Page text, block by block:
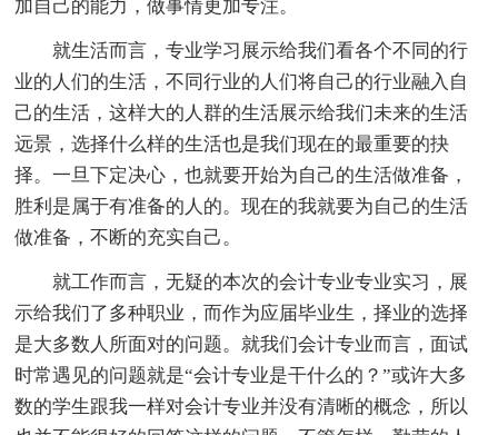
加自己的能力，做事情更加专注。
就生活而言，专业学习展示给我们看各个不同的行
业的人们的生活，不同行业的人们将自己的行业融入自
己的生活，这样大的人群的生活展示给我们未来的生活
远景，选择什么样的生活也是我们现在的最重要的抉
择。一旦下定决心，也就要开始为自己的生活做准备，
胜利是属于有准备的人的。现在的我就要为自己的生活
做准备，不断的充实自己。
就工作而言，无疑的本次的会计专业专业实习，展
示给我们了多种职业，而作为应届毕业生，择业的选择
是大多数人所面对的问题。就我们会计专业而言，面试
时常遇见的问题就是“会计专业是干什么的？”或许大多
数的学生跟我一样对会计专业并没有清晰的概念，所以